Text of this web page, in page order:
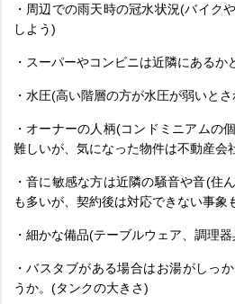
・周辺での雨天時の冠水状況(バイク
しよう)
・スーパーやコンビニは近隣にあるか
・水圧(高い階層の方が水圧が弱いと
・オーナーの人柄(コンドミニアムの
難しいが、気になった物件は不動産会
・音に敏感な方は近隣の騒音や音(住
も多いが、契約後は対応できない事象
・細かな備品(テーブルウェア、調理
・バスタブがある場合はお湯がしっ
うか。(タンクの大きさ)